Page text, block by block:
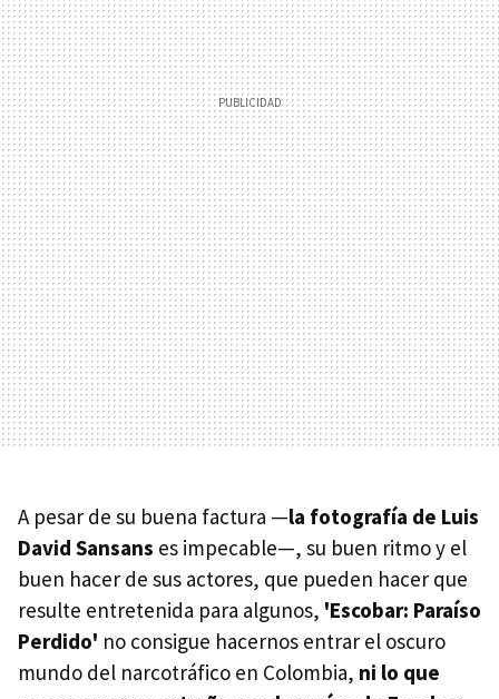
A pesar de su buena factura —la fotografía de Luis
David Sansans es impecable—, su buen ritmo y el
buen hacer de sus actores, que pueden hacer que
resulte entretenida para algunos, 'Escobar: Paraíso
Perdido' no consigue hacernos entrar el oscuro
mundo del narcotráfico en Colombia, ni lo que